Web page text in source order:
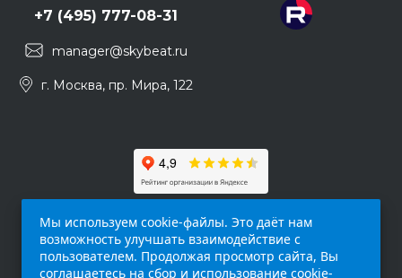
+7 (495) 777-08-31
manager@skybeat.ru
г. Москва, пр. Мира, 122
Мы используем cookie-файлы. Это даёт нам
возможность улучшать взаимодействие с
пользователем. Продолжая просмотр сайта, Вы
соглашаетесь на сбор и использование cookie-